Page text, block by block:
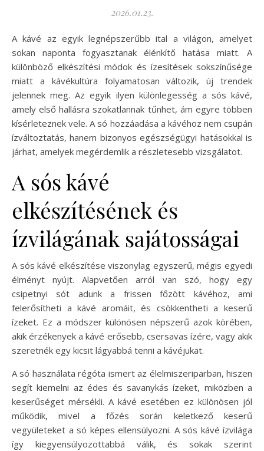
2026.01.23.
A kávé az egyik legnépszerűbb ital a világon, amelyet
sokan naponta fogyasztanak élénkítő hatása miatt. A
különböző elkészítési módok és ízesítések sokszínűsége
miatt a kávékultúra folyamatosan változik, új trendek
jelennek meg. Az egyik ilyen különlegesség a sós kávé,
amely első hallásra szokatlannak tűnhet, ám egyre többen
kísérleteznek vele. A só hozzáadása a kávéhoz nem csupán
ízváltoztatás, hanem bizonyos egészségügyi hatásokkal is
járhat, amelyek megérdemlik a részletesebb vizsgálatot.
A sós kávé
elkészítésének és
ízvilágának sajátosságai
A sós kávé elkészítése viszonylag egyszerű, mégis egyedi
élményt nyújt. Alapvetően arról van szó, hogy egy
csipetnyi sót adunk a frissen főzött kávéhoz, ami
felerősítheti a kávé aromáit, és csökkentheti a keserű
ízeket. Ez a módszer különösen népszerű azok körében,
akik érzékenyek a kávé erősebb, csersavas ízére, vagy akik
szeretnék egy kicsit lágyabbá tenni a kávéjukat.
A só használata régóta ismert az élelmiszeriparban, hiszen
segít kiemelni az édes és savanykás ízeket, miközben a
keserűséget mérsékli. A kávé esetében ez különösen jól
működik, mivel a főzés során keletkező keserű
vegyületeket a só képes ellensúlyozni. A sós kávé ízvilága
így kiegyensúlyozottabbá válik, és sokak szerint